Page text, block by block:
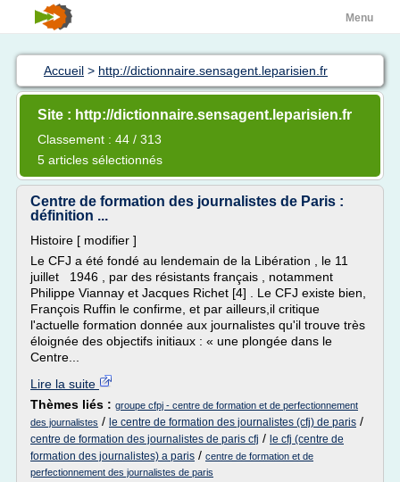
Menu
Accueil > http://dictionnaire.sensagent.leparisien.fr
Site : http://dictionnaire.sensagent.leparisien.fr
Classement : 44 / 313
5 articles sélectionnés
Centre de formation des journalistes de Paris :
définition ...
Histoire [ modifier ]
Le CFJ a été fondé au lendemain de la Libération , le 11
juillet 1946 , par des résistants français , notamment
Philippe Viannay et Jacques Richet [4] . Le CFJ existe bien,
François Ruffin le confirme, et par ailleurs,il critique
l'actuelle formation donnée aux journalistes qu'il trouve très
éloignée des objectifs initiaux : « une plongée dans le
Centre...
Lire la suite
Thèmes liés : groupe cfpj - centre de formation et de perfectionnement
des journalistes / le centre de formation des journalistes (cfj) de paris /
centre de formation des journalistes de paris cfj / le cfj (centre de
formation des journalistes) a paris / centre de formation et de
perfectionnement des journalistes de paris